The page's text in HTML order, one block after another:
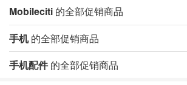
Mobileciti 的全部促销商品
手机的全部促销商品
手机配件的全部促销商品